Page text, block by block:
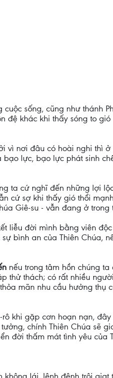
sống, cũng như thánh
khác khi thấy sóng to
vì nơi đâu có hoài nghi thì
lực, bạo lực phát sinh
ta cứ nghĩ đến những lợi
cứ sợ khi thấy gió thổi
Giê-su - vẫn đang ở trong
liễu đời mình bằng viên
bình an của Thiên Chúa,
nếu trong tâm hồn chúng
thử thách; có rất nhiều
mãn nhu cầu hưởng thụ
khi gặp cơn hoạn nạn,
chính Thiên Chúa sẽ
đời thấm mát tình yêu của